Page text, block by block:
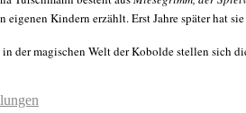
eigenen Kindern erzählt. Erst Jahre später hat
der magischen Welt der Kobolde stellen sich